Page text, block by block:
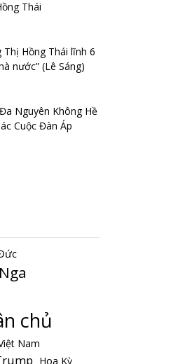
Thái
Hồng Thái lĩnh 6
nước” (Lê Sáng)
Nguyên Không Hề
Cuộc Đàn Áp
chủ
Nam
Hoa Kỳ